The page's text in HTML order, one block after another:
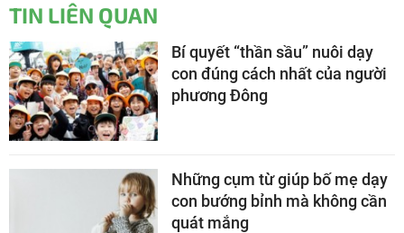
TIN LIÊN QUAN
Bí quyết “thần sầu” nuôi dạy
con đúng cách nhất của người
phương Đông
Những cụm từ giúp bố mẹ dạy
con bướng bỉnh mà không cần
quát mắng